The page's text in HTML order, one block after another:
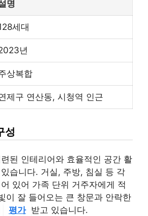
명
세대
년
상복합
제구 연산동, 시청역 인근
성
된 인테리어와 효율적인 공간 활
습니다. 거실, 주방, 침실 등 각
있어 가족 단위 거주자에게 적
이 잘 들어오는 큰 창문과 안락한
평가 받고 있습니다.